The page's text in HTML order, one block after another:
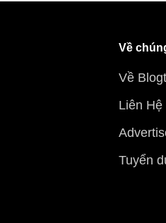
Về
Về
Liên Hệ
Tuyển